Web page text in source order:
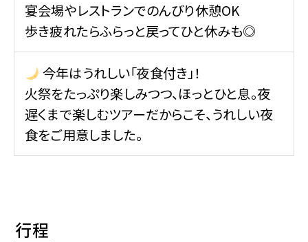
宴会場やレストランでのんびり休憩OK
歩き疲れたらふらっと戻ってひと休みも◎
今年はうれしい「夜食付き」！
火祭をたっぷり楽しみつつ、ほっとひと息。夜
遅くまで楽しむツアーだからこそ、うれしい夜
食をご用意しました。
行程